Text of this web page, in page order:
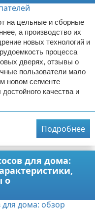
на цельные и сборные
а производство их
новых технологий и
процесса
дверях, отзывы о
пользователи мало
новом сегменте
качества и
Подробнее
для дома:
о